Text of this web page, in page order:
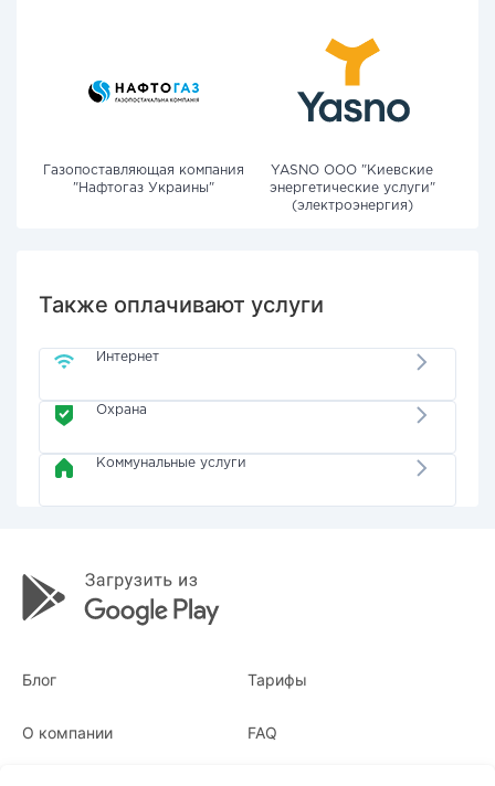
Газопоставляющая компания
"Нафтогаз Украины"
YASNO OOO "Киевские
энергетические услуги"
(электроэнергия)
Также оплачивают услуги
Интернет
Охрана
Коммунальные услуги
Блог Тарифы
О компании FAQ